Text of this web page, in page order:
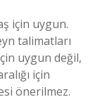
için uygun.
talimatları
uygun değil,
için
önerilmez.